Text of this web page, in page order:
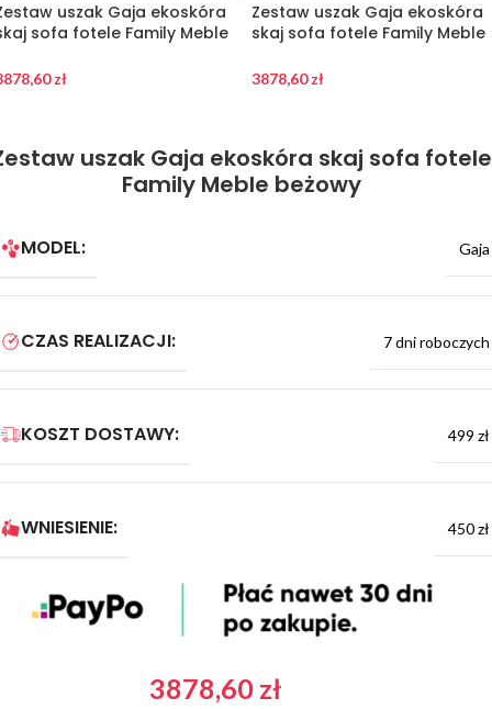
uszak Gaja ekoskóra
sofa fotele Family Meble
zł
Zestaw uszak Gaja ekoskóra
skaj sofa fotele Family Meble
3878,60zł
uszak Gaja ekoskóra skaj sofa fotele
Family Meble beżowy
MODEL: Gaja
CZAS REALIZACJI: 7 dni roboczych
KOSZT DOSTAWY: 499 zł
WNIESIENIE: 450 zł
3878,60 zł